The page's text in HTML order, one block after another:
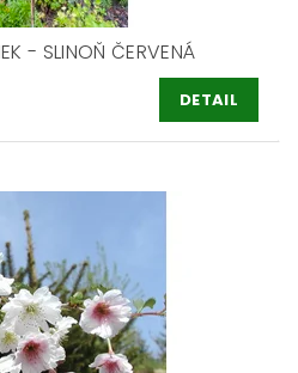
- SLINOŇ ČERVENÁ
DETAIL